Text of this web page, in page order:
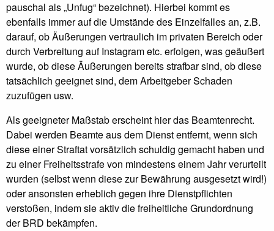
pauschal als „Unfug“ bezeichnet). Hierbei kommt es
ebenfalls immer auf die Umstände des Einzelfalles an, z.B.
darauf, ob Äußerungen vertraulich im privaten Bereich oder
durch Verbreitung auf Instagram etc. erfolgen, was geäußert
wurde, ob diese Äußerungen bereits strafbar sind, ob diese
tatsächlich geeignet sind, dem Arbeitgeber Schaden
zuzufügen usw.
Als geeigneter Maßstab erscheint hier das Beamtenrecht.
Dabei werden Beamte aus dem Dienst entfernt, wenn sich
diese einer Straftat vorsätzlich schuldig gemacht haben und
zu einer Freiheitsstrafe von mindestens einem Jahr verurteilt
wurden (selbst wenn diese zur Bewährung ausgesetzt wird!)
oder ansonsten erheblich gegen ihre Dienstpflichten
verstoßen, indem sie aktiv die freiheitliche Grundordnung
der BRD bekämpfen.